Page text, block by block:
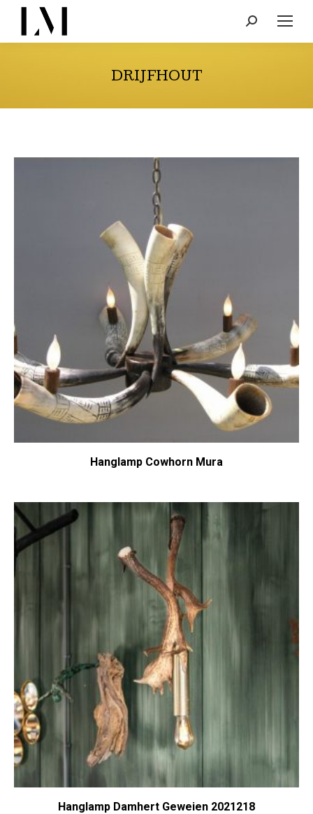
Search:
DRIJFHOUT
Hanglamp Cowhorn Mura
Hanglamp Damhert Geweien 2021218